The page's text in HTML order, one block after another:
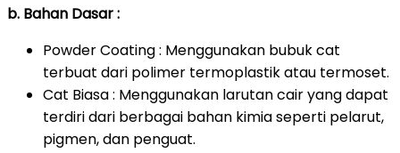
b. Bahan Dasar :
Powder Coating : Menggunakan bubuk cat
terbuat dari polimer termoplastik atau termoset.
Cat Biasa : Menggunakan larutan cair yang dapat
terdiri dari berbagai bahan kimia seperti pelarut,
pigmen, dan penguat.